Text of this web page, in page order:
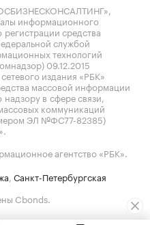
информационного
регистрации средства
службой
технологий
09.12.2015
издания «РБК»
массовой информации
в сфере связи,
коммуникаций
ЭЛ №ФС77-82385)
агентство «РБК».
, Санкт-Петербургская
Cbonds.